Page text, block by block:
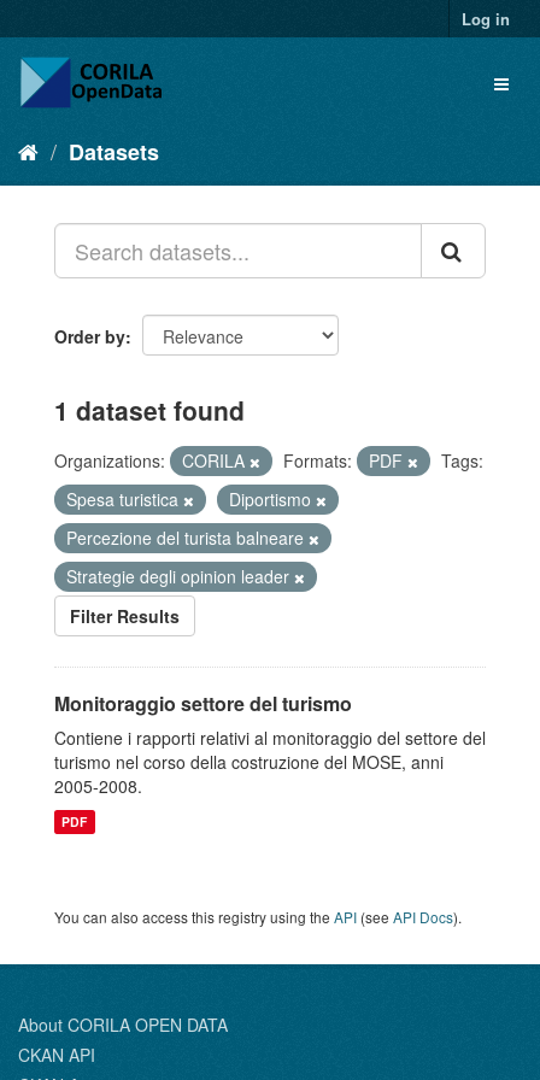
Log in
Datasets
Order by
1 dataset found
Organizations: CORILA Formats: PDF
Tags:
Spesa turistica
Diportismo
Percezione del turista balneare
Strategie degli opinion leader
Filter Results
Monitoraggio settore del turismo
Contiene i rapporti relativi al monitoraggio del settore del
turismo nel corso della costruzione del MOSE, anni
2005-2008.
PDF
You can also access this registry using the API (see API Docs).
About CORILA OPEN DATA
CKAN API